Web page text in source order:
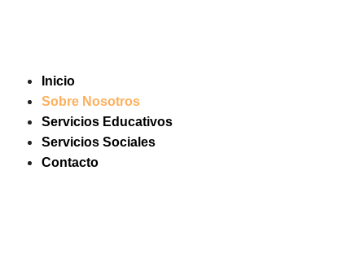
Inicio
Sobre Nosotros
Servicios Educativos
Servicios Sociales
Contacto